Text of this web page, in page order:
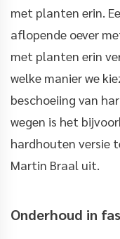
met planten erin.
aflopende oever
met planten erin
welke manier we
beschoeiing van
wegen is het
hardhouten versie
Martin Braal uit.
Onderhoud in